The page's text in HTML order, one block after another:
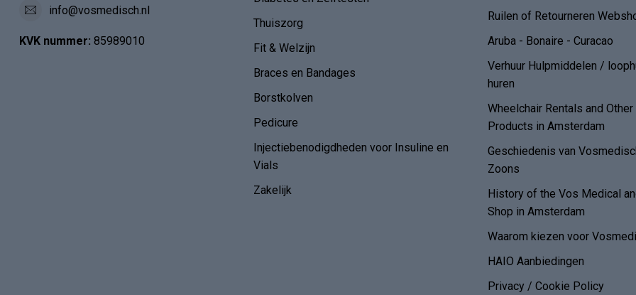
info@vosmedisch.nl
KVK nummer: 85989010
Thuiszorg
Fit & Welzijn
Braces en Bandages
Borstkolven
Pedicure
Injectiebenodigdheden voor Insuline en
Vials
Zakelijk
Ruilen of Retourneren
Aruba - Bonaire - Curacao
Verhuur Hulpmiddelen /
huren
Wheelchair Rentals and Other
Products in Amsterdam
Geschiedenis van
Zoons
History of the Vos Medical
Shop in Amsterdam
Waarom kiezen voor
HAIO Aanbiedingen
Privacy / Cookie Policy